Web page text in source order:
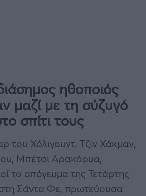
ηθοποιός
μαζί με τη σύζυγό
σπίτι τους
του Χόλιγουντ, Τζιν Χάκμαν,
Μπέτσι Αρακάουα,
το απόγευμα της Τετάρτης
στη Σάντα Φε, πρωτεύουσα